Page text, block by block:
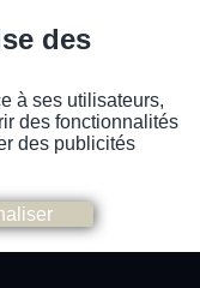
des
à ses utilisateurs,
des fonctionnalités
des publicités
ou non-voyantes